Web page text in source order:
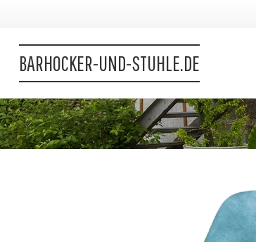
BARHOCKER-UND-STUHLE.DE